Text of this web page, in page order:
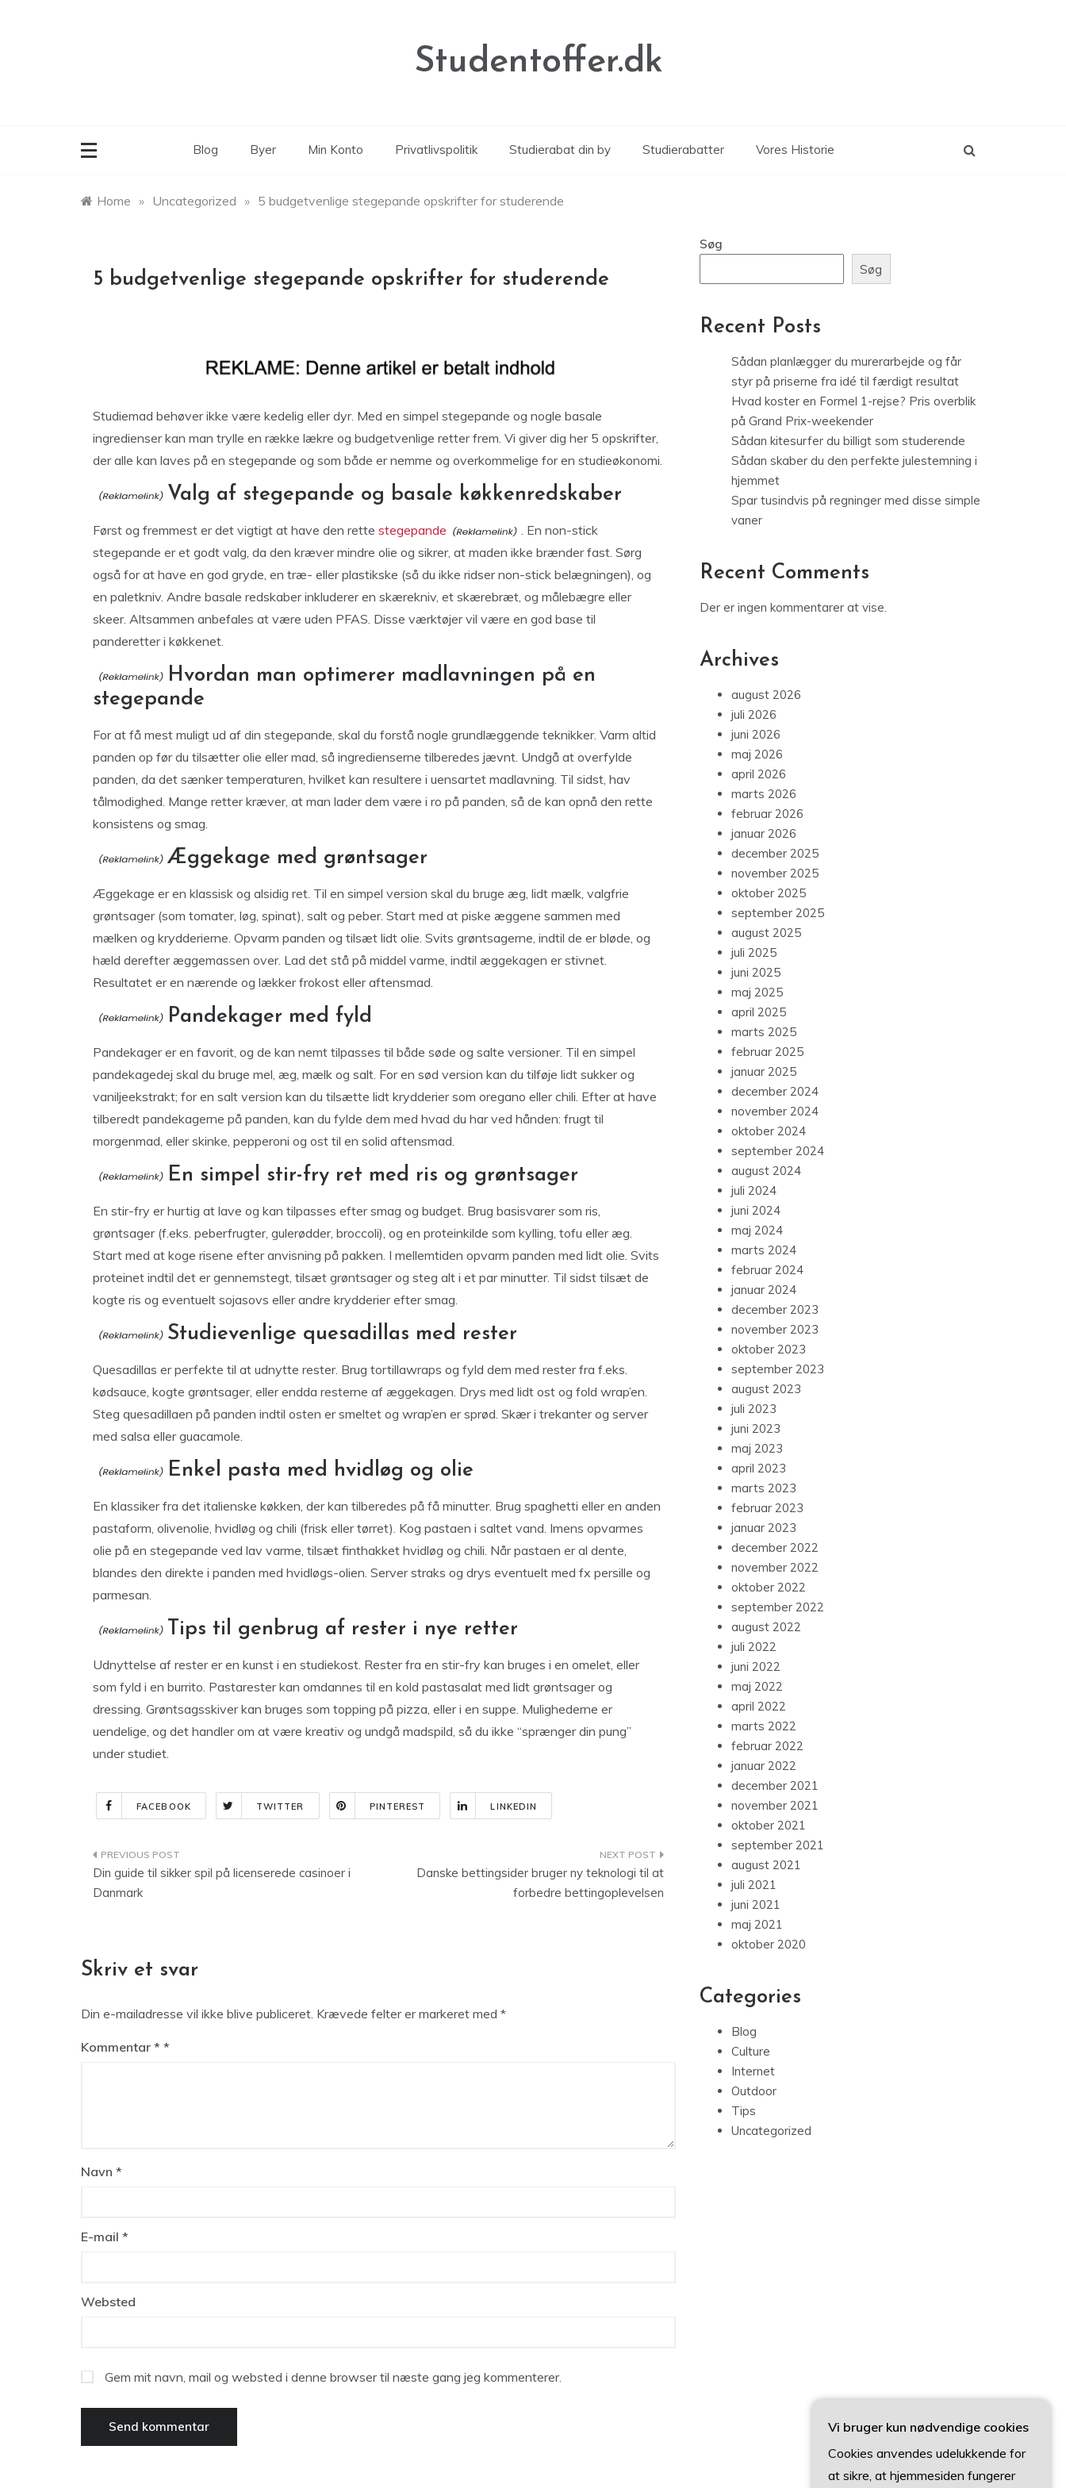
Studentoffer.dk
Blog Byer Min Konto Privatlivspolitik Studierabat din by Studierabatter Vores Historie
Home » Uncategorized » 5 budgetvenlige stegepande opskrifter for studerende
5 budgetvenlige stegepande opskrifter for studerende
Studiemad behøver ikke være kedelig eller dyr. Med en simpel stegepande og nogle basale
ingredienser kan man trylle en række lækre og budgetvenlige retter frem. Vi giver dig her 5 opskrifter,
der alle kan laves på en stegepande og som både er nemme og overkommelige for en studieøkonomi.
Valg af stegepande og basale køkkenredskaber
Først og fremmest er det vigtigt at have den rette stegepande
. En non-stick
stegepande er et godt valg, da den kræver mindre olie og sikrer, at maden ikke brænder fast. Sørg
også for at have en god gryde, en træ- eller plastikske (så du ikke ridser non-stick belægningen), og
en paletkniv. Andre basale redskaber inkluderer en skærekniv, et skærebræt, og målebægre eller
skeer. Altsammen anbefales at være uden PFAS. Disse værktøjer vil være en god base til
panderetter i køkkenet.
Hvordan man optimerer madlavningen på en
stegepande
For at få mest muligt ud af din stegepande, skal du forstå nogle grundlæggende teknikker. Varm altid
panden op før du tilsætter olie eller mad, så ingredienserne tilberedes jævnt. Undgå at overfylde
panden, da det sænker temperaturen, hvilket kan resultere i uensartet madlavning. Til sidst, hav
tålmodighed. Mange retter kræver, at man lader dem være i ro på panden, så de kan opnå den rette
konsistens og smag.
Æggekage med grøntsager
Æggekage er en klassisk og alsidig ret. Til en simpel version skal du bruge æg, lidt mælk, valgfrie
grøntsager (som tomater, løg, spinat), salt og peber. Start med at piske æggene sammen med
mælken og krydderierne. Opvarm panden og tilsæt lidt olie. Svits grøntsagerne, indtil de er bløde, og
hæld derefter æggemassen over. Lad det stå på middel varme, indtil æggekagen er stivnet.
Resultatet er en nærende og lækker frokost eller aftensmad.
Pandekager med fyld
Pandekager er en favorit, og de kan nemt tilpasses til både søde og salte versioner. Til en simpel
pandekagedej skal du bruge mel, æg, mælk og salt. For en sød version kan du tilføje lidt sukker og
vaniljeekstrakt; for en salt version kan du tilsætte lidt krydderier som oregano eller chili. Efter at have
tilberedt pandekagerne på panden, kan du fylde dem med hvad du har ved hånden: frugt til
morgenmad, eller skinke, pepperoni og ost til en solid aftensmad.
En simpel stir-fry ret med ris og grøntsager
En stir-fry er hurtig at lave og kan tilpasses efter smag og budget. Brug basisvarer som ris,
grøntsager (f.eks. peberfrugter, gulerødder, broccoli), og en proteinkilde som kylling, tofu eller æg.
Start med at koge risene efter anvisning på pakken. I mellemtiden opvarm panden med lidt olie. Svits
proteinet indtil det er gennemstegt, tilsæt grøntsager og steg alt i et par minutter. Til sidst tilsæt de
kogte ris og eventuelt sojasovs eller andre krydderier efter smag.
Studievenlige quesadillas med rester
Quesadillas er perfekte til at udnytte rester. Brug tortillawraps og fyld dem med rester fra f.eks.
kødsauce, kogte grøntsager, eller endda resterne af æggekagen. Drys med lidt ost og fold wrap’en.
Steg quesadillaen på panden indtil osten er smeltet og wrap’en er sprød. Skær i trekanter og server
med salsa eller guacamole.
Enkel pasta med hvidløg og olie
En klassiker fra det italienske køkken, der kan tilberedes på få minutter. Brug spaghetti eller en anden
pastaform, olivenolie, hvidløg og chili (frisk eller tørret). Kog pastaen i saltet vand. Imens opvarmes
olie på en stegepande ved lav varme, tilsæt finthakket hvidløg og chili. Når pastaen er al dente,
blandes den direkte i panden med hvidløgs-olien. Server straks og drys eventuelt med fx persille og
parmesan.
Tips til genbrug af rester i nye retter
Udnyttelse af rester er en kunst i en studiekost. Rester fra en stir-fry kan bruges i en omelet, eller
som fyld i en burrito. Pastarester kan omdannes til en kold pastasalat med lidt grøntsager og
dressing. Grøntsagsskiver kan bruges som topping på pizza, eller i en suppe. Mulighederne er
uendelige, og det handler om at være kreativ og undgå madspild, så du ikke “sprænger din pung”
under studiet.
FACEBOOK TWITTER PINTEREST LINKEDIN
Indlægsnavigation
Din guide til sikker spil på licenserede casinoer i
Danmark
Danske bettingsider bruger ny teknologi til at
forbedre bettingoplevelsen
Skriv et svar
Din e-mailadresse vil ikke blive publiceret. Krævede felter er markeret med *
Kommentar *
Navn *
E-mail *
Websted
Gem mit navn, mail og websted i denne browser til næste gang jeg kommenterer.
Søg
Søg
Recent Posts
Sådan planlægger du murerarbejde og får
styr på priserne fra idé til færdigt resultat
Hvad koster en Formel 1-rejse? Pris overblik
på Grand Prix-weekender
Sådan kitesurfer du billigt som studerende
Sådan skaber du den perfekte julestemning i
hjemmet
Spar tusindvis på regninger med disse simple
vaner
Recent Comments
Der er ingen kommentarer at vise.
Archives
august 2026
juli 2026
juni 2026
maj 2026
april 2026
marts 2026
februar 2026
januar 2026
december 2025
november 2025
oktober 2025
september 2025
august 2025
juli 2025
juni 2025
maj 2025
april 2025
marts 2025
februar 2025
januar 2025
december 2024
november 2024
oktober 2024
september 2024
august 2024
juli 2024
juni 2024
maj 2024
marts 2024
februar 2024
januar 2024
december 2023
november 2023
oktober 2023
september 2023
august 2023
juli 2023
juni 2023
maj 2023
april 2023
marts 2023
februar 2023
januar 2023
december 2022
november 2022
oktober 2022
september 2022
august 2022
juli 2022
juni 2022
maj 2022
april 2022
marts 2022
februar 2022
januar 2022
december 2021
november 2021
oktober 2021
september 2021
august 2021
juli 2021
juni 2021
maj 2021
oktober 2020
Categories
Blog
Culture
Internet
Outdoor
Tips
Uncategorized
Vi bruger kun nødvendige cookies
Cookies anvendes udelukkende for
at sikre, at hjemmesiden fungerer